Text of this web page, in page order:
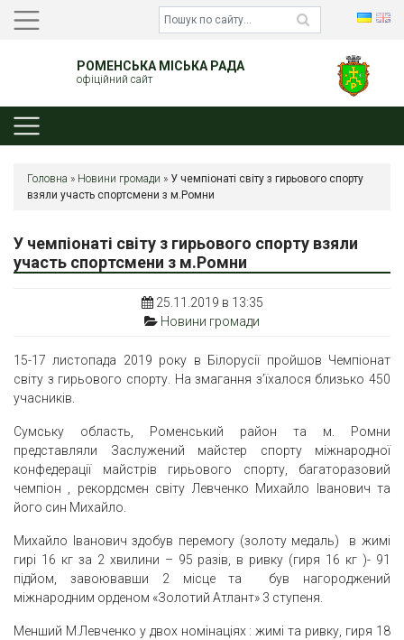
РОМЕНСЬКА МІСЬКА РАДА
офіційний сайт
Головна » Новини громади » У чемпіонаті світу з гирьового спорту
взяли участь спортсмени з м.Ромни
У чемпіонаті світу з гирьового спорту взяли
участь спортсмени з м.Ромни
25.11.2019 в 13:35
Новини громади
15-17 листопада 2019 року в Білорусії пройшов Чемпіонат
світу з гирьового спорту. На змагання з’їхалося близько 450
учасників.
Сумську область, Роменський район та м. Ромни
представляли Заслужений майстер спорту міжнародної
конфедерації майстрів гирьового спорту, багаторазовий
чемпіон , рекордсмен світу Левченко Михайло Іванович та
його син Михайло.
Михайло Іванович здобув перемогу (золоту медаль) в жимі
гирі 16 кг за 2 хвилини – 95 разів, в ривку (гиря 16 кг )- 91
підйом, завоювавши 2 місце та був нагороджений
міжнародним орденом «Золотий Атлант» 3 ступеня.
Менший М.Левченко у двох номінаціях : жимі та ривку, гиря 18